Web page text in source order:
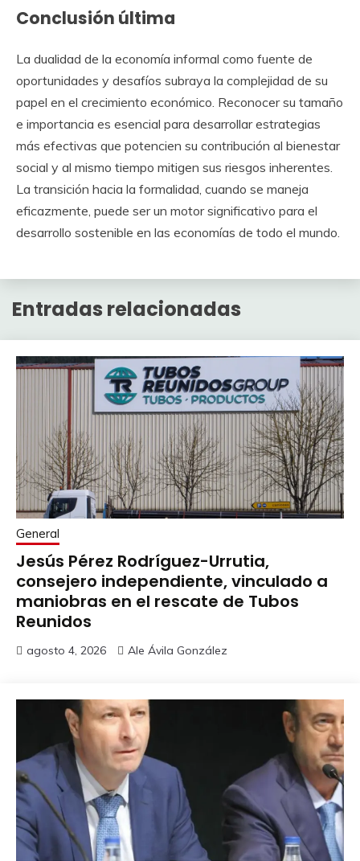
Conclusión última
La dualidad de la economía informal como fuente de
oportunidades y desafíos subraya la complejidad de su
papel en el crecimiento económico. Reconocer su tamaño
e importancia es esencial para desarrollar estrategias
más efectivas que potencien su contribución al bienestar
social y al mismo tiempo mitigen sus riesgos inherentes.
La transición hacia la formalidad, cuando se maneja
eficazmente, puede ser un motor significativo para el
desarrollo sostenible en las economías de todo el mundo.
Entradas relacionadas
General
Jesús Pérez Rodríguez-Urrutia,
consejero independiente, vinculado a
maniobras en el rescate de Tubos
Reunidos
agosto 4, 2026 Ale Ávila González